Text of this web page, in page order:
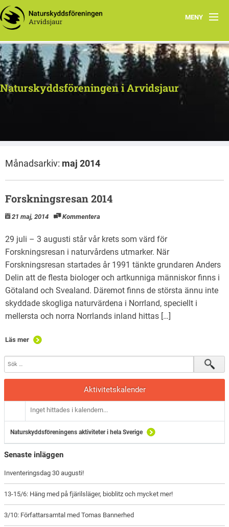
MENY
Naturskyddsföreningen i Arvidsjaur
Månadsarkiv: maj 2014
Forskningsresan 2014
21 maj, 2014 Kommentera
29 juli – 3 augusti står vår krets som värd för
Forskningsresan i naturvårdens utmarker. När
Forskningsresan startades år 1991 tänkte grundaren Anders
Delin att de flesta biologer och artkunniga människor finns i
Götaland och Svealand. Däremot finns de största ännu inte
skyddade skogliga naturvärdena i Norrland, speciellt i
mellersta och norra Norrlands inland hittas […]
Läs mer
Aktivitetskalender
Inget hittades i kalendern...
Naturskyddsföreningens aktiviteter i hela Sverige
Senaste inläggen
Inventeringsdag 30 augusti!
13-15/6: Häng med på fjärilsläger, bioblitz och mycket mer!
3/10: Författarsamtal med Tomas Bannerhed